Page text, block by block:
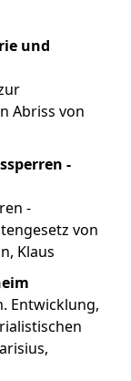
und
Abriss von
-
-
von
Klaus
Entwicklung,